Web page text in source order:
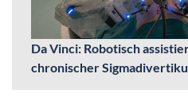
Da Vinci: Robotisch
chronischer